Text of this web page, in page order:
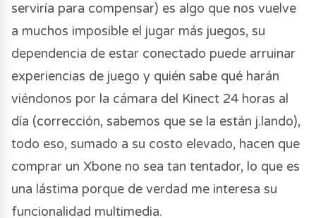
serviría para compensar) es algo que nos vuelve
a muchos imposible el jugar más juegos, su
dependencia de estar conectado puede arruinar
experiencias de juego y quién sabe qué harán
viéndonos por la cámara del Kinect 24 horas al
día (corrección, sabemos que se la están j.lando),
todo eso, sumado a su costo elevado, hacen que
comprar un Xbone no sea tan tentador, lo que es
una lástima porque de verdad me interesa su
funcionalidad multimedia.